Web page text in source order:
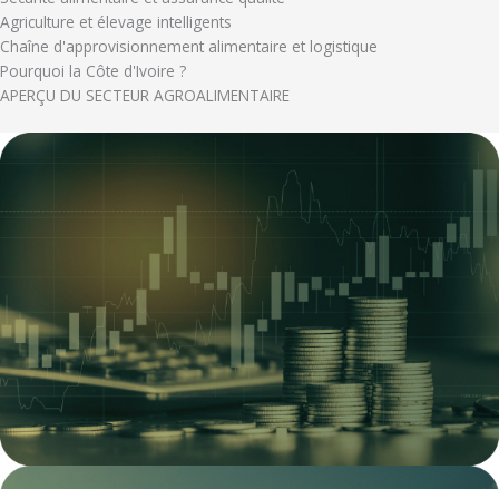
Agriculture et élevage intelligents
Chaîne d'approvisionnement alimentaire et logistique
Pourquoi la Côte d'Ivoire ?
APERÇU DU SECTEUR AGROALIMENTAIRE